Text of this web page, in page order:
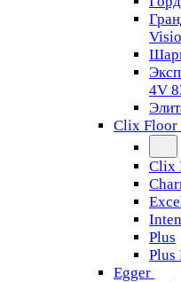
4V
Clix Floor
Clix
Plus
Plus
Egger